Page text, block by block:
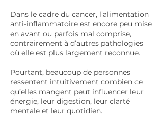
Dans le cadre du cancer, l’alimentation
anti-inflammatoire est encore peu mise
en avant ou parfois mal comprise,
contrairement à d’autres pathologies
où elle est plus largement reconnue.
Pourtant, beaucoup de personnes
ressentent intuitivement combien ce
qu’elles mangent peut influencer leur
énergie, leur digestion, leur clarté
mentale et leur quotidien.